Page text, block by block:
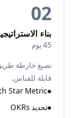
02
بناء
45 يوم
قابلة للقياس.
◆
Star Metric
◆تحديد OKRs